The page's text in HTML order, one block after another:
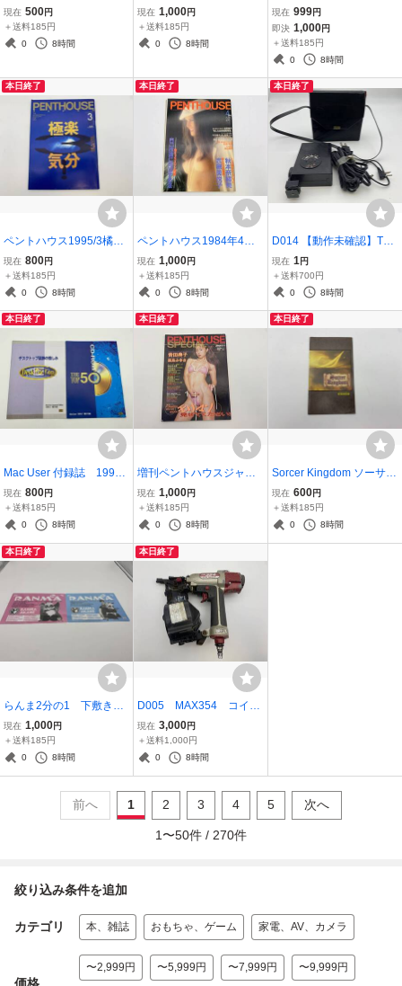
ョン1996年4月号 鉄拳2/
ヴァンパイア/闘神伝 付
録なし
現在 500円
＋送料185円
0
8時間
号 白都真理/舘ひろし/篠
宮知世/安井小径/吉野美佳/
松田一穂/吉岡ちひろ
現在 1,000円
＋送料185円
0
8時間
現在 999円
即決 1,000円
＋送料185円
0
8時間
本日終了
ペントハウス1995/3橘ゆ
かり染谷正美北村裕子井
上彩名黒田梨加ヴァネッ
サ
現在 800円
＋送料185円
0
8時間
本日終了
ペントハウス1984年4月
号 秋本奈緒美/志穂美悦
子/阿部麻里安
現在 1,000円
＋送料185円
0
8時間
本日終了
D014 【動作未確認】TOS
HIBA 東芝 5025 TS-493
ストロボ フラッシュ 撮影
機材 カメラ周辺機器
現在 1 円
＋送料700円
0
8時間
本日終了
Mac User 付録誌 1994
年1月 1994年3月 2冊
セット
現在 800円
＋送料185円
0
8時間
本日終了
増刊ペントハウスジャパ
ン 1996年1月26日
現在 1,000円
＋送料185円
0
8時間
本日終了
Sorcer Kingdom ソーサル
キングダム ゲーム 取
扱説明書
現在 600円
＋送料185円
0
8時間
本日終了
らんま2分の1 下敷き 2
枚セット
現在 1,000円
＋送料185円
0
8時間
本日終了
D005 MAX354 コイル
ネイラ
現在 3,000円
＋送料1,000円
0
8時間
前へ 1 2 3 4 5 次へ
1 〜50件 / 270件
絞り込み条件を追加
カテゴリ 本、雑誌 おもちゃ、ゲーム 家電、AV、カメラ
〜2,999円 〜5,999円 〜7,999円 〜9,999円